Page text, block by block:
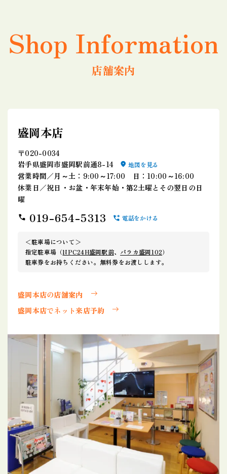
Shop Information
店舗案内
盛岡本店
〒020-0034
岩手県盛岡市盛岡駅前通8-14
地図を見る
営業時間／月～土：9:00～17:00 日：10:00～16:00
休業日／祝日・お盆・年末年始・第2土曜とその翌日の日
曜
019-654-5313 電話をかける
＜駐車場について＞
指定駐車場（NPC24H盛岡駅前、 パラカ盛岡102）
駐車券をお持ちください。無料券をお渡しします。
盛岡本店の店舗案内
盛岡本店でネット来店予約